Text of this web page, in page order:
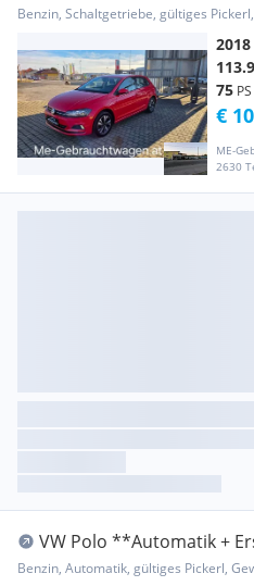
CL*TEMPOMAT/PDC/SHZG/
Benzin, Schaltgetriebe, gültiges
2018
75
ME-
2630
€
VW Polo **Automatik +
Serviceheft**
Benzin, Automatik, gültiges Pickerl,